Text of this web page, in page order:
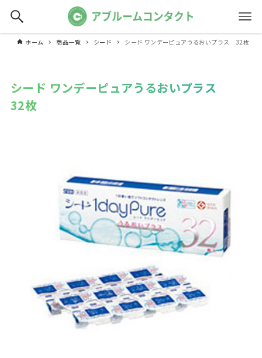
ホーム 商品一覧 シード シード ワンデーピュアうるおいプラス 32枚
シード ワンデーピュアうるおいプラス
32枚